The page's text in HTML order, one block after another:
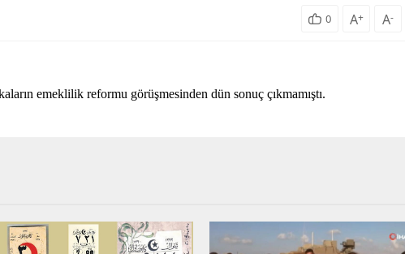
0 A+ A-
emeklilik reformu görüşmesinden dün sonuç çıkmamıştı.